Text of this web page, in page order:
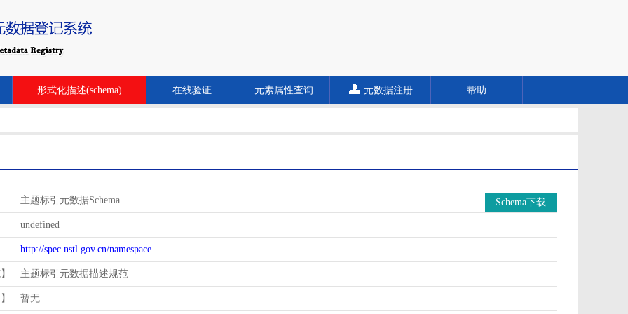
形式化描述(schema) 在线验证 元素属性查询 元数据注册 帮助
主题标引元数据Schema Schema下载
undefined
http://spec.nstl.gov.cn/namespace
主题标引元数据描述规范
暂无